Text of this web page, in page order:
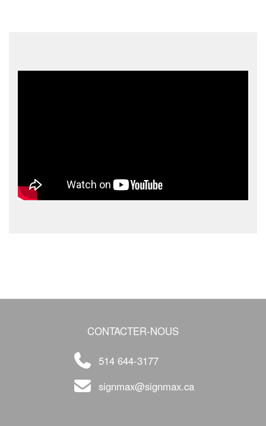
CONTACTER-NOUS
514 644-3177
signmax@signmax.ca